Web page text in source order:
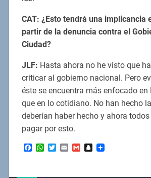
CAT: ¿Esto tendrá una implicancia
partir de la denuncia contra el
Ciudad?
JLF: Hasta ahora no he visto que
criticar al gobierno nacional. Pero
éste se encuentra más enfocado en
que en lo cotidiano. No han hecho
deberían haber hecho y ahora
pagar por esto.
Facebook
WhatsApp
Twitter
EmailGmailSnapchat